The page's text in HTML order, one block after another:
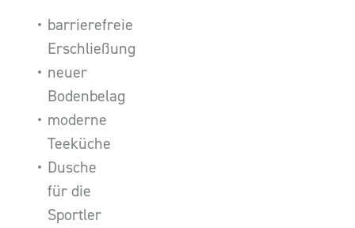
barrierefreie
Erschließung
neuer
Bodenbelag
moderne
Teeküche
Dusche
für die
Sportler